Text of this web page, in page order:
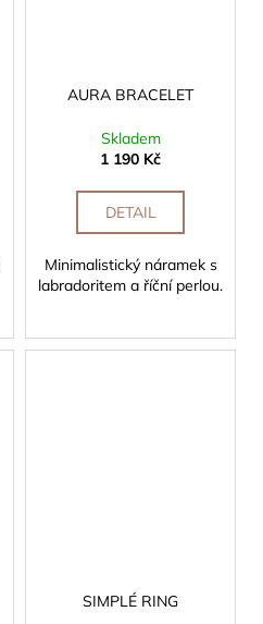
AURA BRACELET
Skladem
1 190 Kč
DETAIL
Minimalistický náramek s
labradoritem a říční perlou.
SIMPLÉ RING